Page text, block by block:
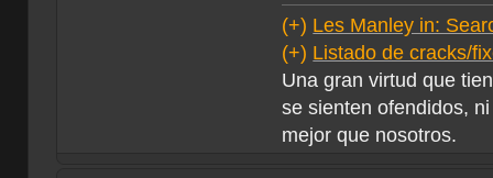
(+) Les Manley in:
(+) Listado de cracks/
Una gran virtud que
se sienten ofendidos,
mejor que nosotros.